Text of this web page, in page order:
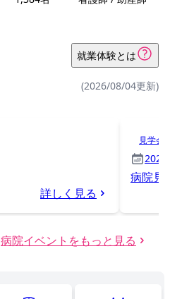
就業体験とは
(2026/08/04更新)
詳しく見る
見学会
2026
病院見
病院イベントをもっと見る